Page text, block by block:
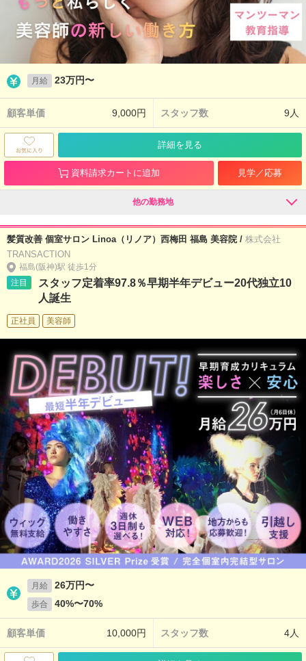
月給 23万円〜
顧客単価 9,000円 スタッフ数 9人
詳細を見る
資料請求カートに追加 見学／応募
他の勤務地
髪質改善 個室サロン Linoa（リノア）西梅田 福島 美容院 / 株式会社
TRANSACTION
福島(阪神)駅 徒歩1分
注目
スタッフ定着率97.8％早期半年デビュー20代独立10
人誕生
正社員 美容師
月給 26万円〜
歩合 40%〜70%
顧客単価 10,000円 スタッフ数 4人